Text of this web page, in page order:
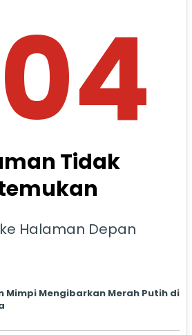
Tidak
Halaman Depan
Mimpi Mengibarkan Merah Putih di